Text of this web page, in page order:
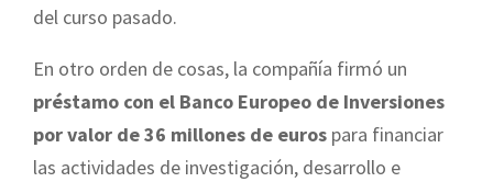
del curso pasado.
En otro orden de cosas, la compañía firmó un
préstamo con el Banco Europeo de Inversiones
por valor de 36 millones de euros para financiar
las actividades de investigación, desarrollo e